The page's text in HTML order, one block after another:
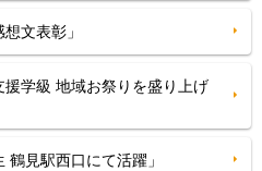
文表彰」
学級 地域お祭りを盛り上げ
見駅西口にて活躍」